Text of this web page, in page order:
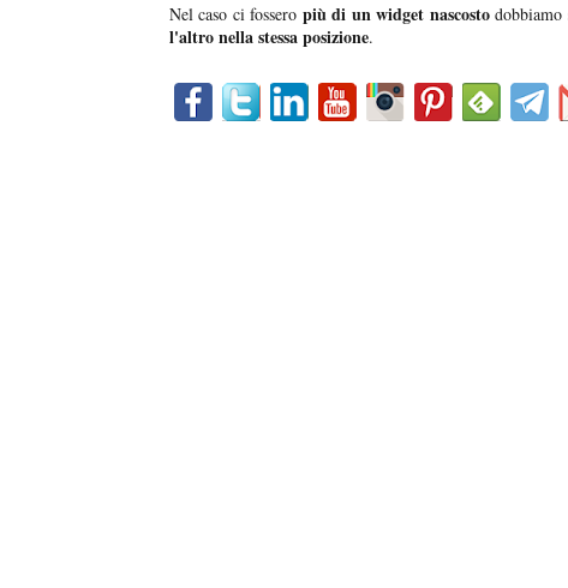
Nel caso ci fossero più di un widget nascostodobbiamo
l'altro nella stessa posizione.